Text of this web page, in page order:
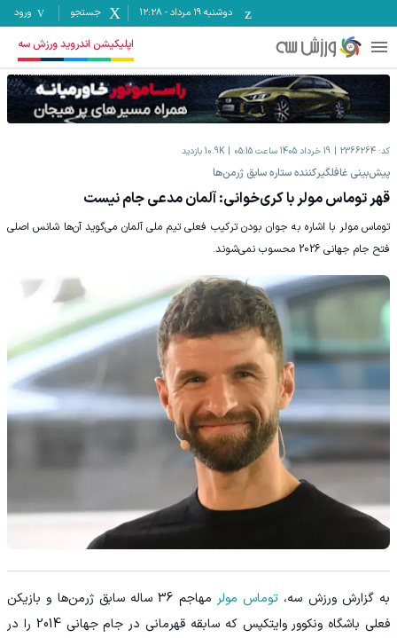
دوشنبه ۱۹ مرداد -
12:28 جستجو ورود
اپلیکیشن اندروید ورزش سه
کد: 2366264 19 خرداد 1405 ساعت 05:15 10.9K بازدید
‫پیش‌بینی غافلگیرکننده ستاره سابق ژرمن‌ها
قهر توماس مولر با کری‌خوانی: آلمان مدعی جام نیست
‫توماس مولر با اشاره به جوان بودن ترکیب فعلی تیم ملی آلمان می‌گوید آن‌ها شانس اصلی
فتح جام جهانی 2026 محسوب نمی‌شوند.
‫به گزارش ورزش سه، توماس مولر
مهاجم 36 ساله سابق ژرمن‌ها و بازیکن
فعلی باشگاه ونکوور وایتکپس که سابقه قهرمانی در جام جهانی 2014 را در